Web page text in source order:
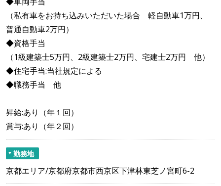
（私有車をお持ち込みいただいた場合 軽自動車1万円、
普通自動車2万円）
◆資格手当
（1級建築士5万円、2級建築士2万円、宅建士2万円 他）
◆住宅手当:当社規定による
◆職務手当 他
昇給:あり（年１回）
賞与:あり（年２回）
勤務地
京都エリア/京都府京都市西京区下津林東芝ノ宮町6-2